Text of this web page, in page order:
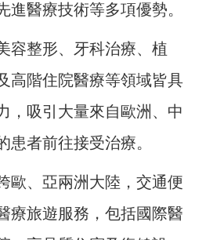
進醫療技術等多項優勢。
容整形、牙科治療、植
高階住院醫療等領域皆具
，吸引大量來自歐洲、中
患者前往接受治療。
歐、亞兩洲大陸，交通便
療旅遊服務，包括國際醫